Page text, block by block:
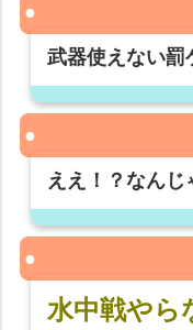
武器使えない罰
ええ！？なんじ
水中戦やら